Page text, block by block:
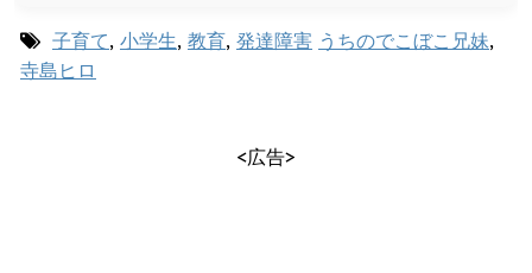
子育て, 小学生, 教育, 発達障害 うちのでこぼこ兄妹,
寺島ヒロ
<広告>